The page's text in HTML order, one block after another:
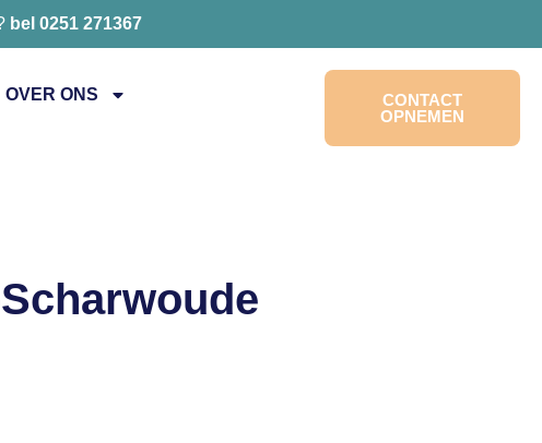
bel 0251 271367
OVER ONS
CONTACT
OPNEMEN